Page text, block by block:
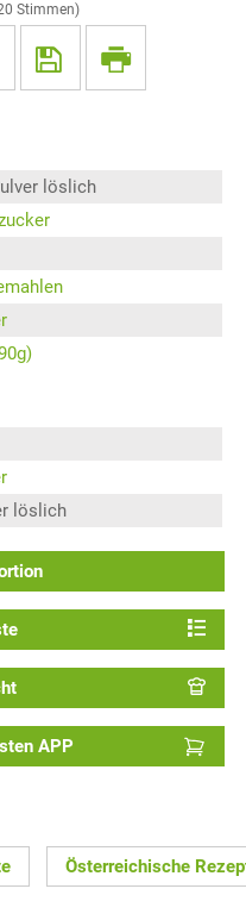
Stimmen)
löslich
löslich
APP
Österreichische